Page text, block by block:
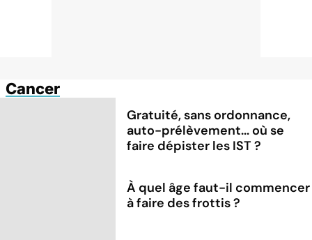
Cancer
Gratuité, sans ordonnance,
auto-prélèvement... où se
faire dépister les IST ?
À quel âge faut-il commencer
à faire des frottis ?